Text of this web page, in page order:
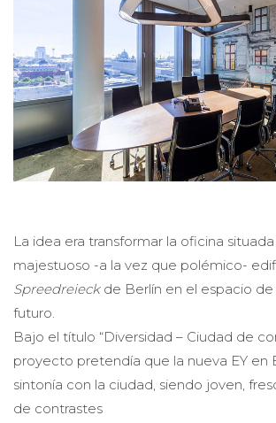
La idea era transformar la oficina
majestuoso -a la vez que polémico-
Spreedreieckde Berlín en el espacio
futuro.
Bajo el título “Diversidad – Ciudad de
proyecto pretendía que la nueva EY en
sintonía con la ciudad, siendo joven,
de contrastes